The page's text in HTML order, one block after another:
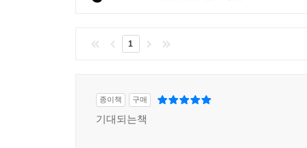
1
종이책 구매
기대되는책